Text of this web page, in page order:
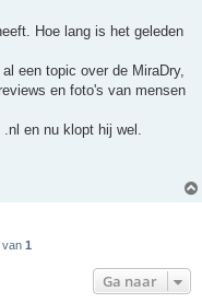
Hoe lang is het geleden
een topic over de MiraDry,
en foto's van mensen
en nu klopt hij wel.
van 1
Ga naar